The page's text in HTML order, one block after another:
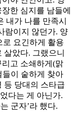
한 심지를 남들에
내가 나를 만족시
람이지 않던가. 양
요긴하게 활용
았다. 그랬으니
고 소쇄하게(맑
들이 숱하게 찾아
등 당대의 스타급
다는 게 아닌가.
군자’라 했다.